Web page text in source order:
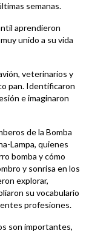
semanas.
aprendieron
unido a su vida
veterinarios y
pan. Identificaron
e imaginaron
de la Bomba
Lampa, quienes
bomba y cómo
y sonrisa en los
explorar,
su vocabulario
profesiones.
son importantes,